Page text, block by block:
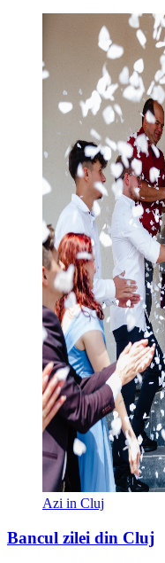
Azi in Cluj
Bancul zilei din Cluj